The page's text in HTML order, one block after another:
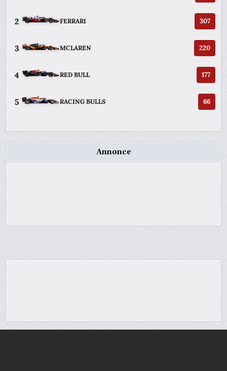
2 FERRARI 307
3 MCLAREN 220
4 RED BULL 177
5 RACING BULLS 66
Annonce